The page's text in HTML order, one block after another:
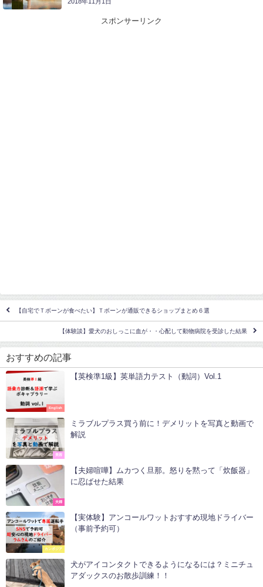
2018年11月1日
スポンサーリンク
【自宅でＴボーンが食べたい】Ｔボーンが通販できるショップまとめ６選
【体験談】愛犬のおしっこに血が・・心配して動物病院を受診した結果
おすすめの記事
English
【英検準1級】英単語力テスト（動詞）Vol.1
美容
ミラブルプラス買う前に！デメリットを写真と動画で
解説
夫婦
【夫婦喧嘩】ムカつく旦那。怒りを黙って「炊飯器」
に忍ばせた結果
カンボジア
【実体験】アンコールワットおすすめ現地ドライバー
（事前予約可）
犬がアイコンタクトできるようになるには？ミニチュ
アダックスのお散歩訓練！！